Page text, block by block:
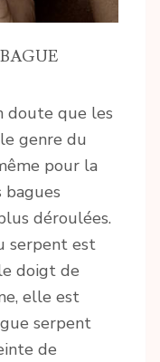
doute que les
genre du
pour la
bagues
déroulées.
serpent est
doigt de
elle est
serpent
de